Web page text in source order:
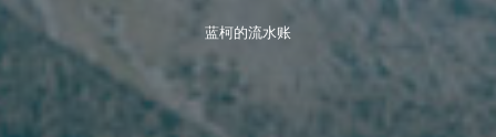
蓝柯的流水账